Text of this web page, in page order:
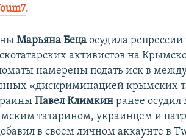
.
Марьяна Беца осудила
активистов на
намерены подать иск в
«дискриминацией крымских
Павел Климкинранее осудил
татарином, украинцем и
в своем личном аккаунте в